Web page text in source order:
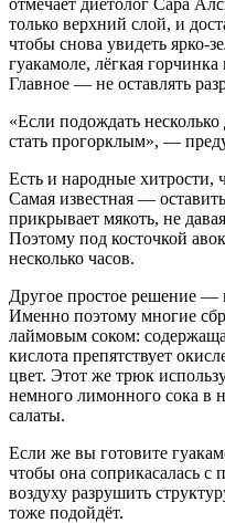
только верхний слой, и
чтобы снова увидеть ярко-
гуакамоле, лёгкая горчинка
Главное — не оставлять
«Если подождать
стать прогорклым», —
Есть и народные хитрости,
Самая известная —
прикрывает мякоть, не
Поэтому под косточкой
несколько часов.
Другое простое решение —
Именно поэтому многие
лаймовым соком:
кислота препятствует
цвет. Этот же трюк
немного лимонного сока в
салаты.
Если же вы готовите
чтобы она соприкасалась с
воздуху разрушить
тоже подойдёт.